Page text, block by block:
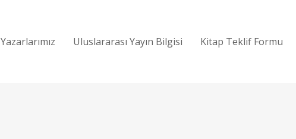
Yazarlarımız Uluslararası Yayın Bilgisi Kitap Teklif Formu